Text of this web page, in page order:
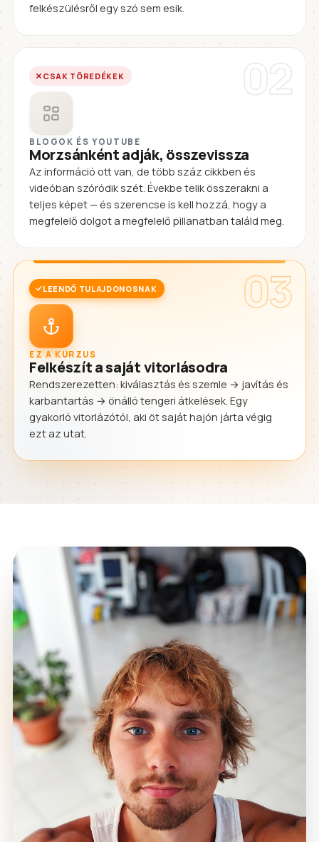
felkészülésről egy szó sem esik.
02
CSAK TÖREDÉKEK
BLOGOK ÉS YOUTUBE
Morzsánként adják, összevissza
Az információ ott van, de több száz cikkben és
videóban szóródik szét. Évekbe telik összerakni a
teljes képet — és szerencse is kell hozzá, hogy a
megfelelő dolgot a megfelelő pillanatban találd meg.
03
LEENDŐ TULAJDONOSNAK
EZ A KURZUS
Felkészít a saját vitorlásodra
Rendszerezetten: kiválasztás és szemle → javítás és
karbantartás → önálló tengeri átkelések. Egy
gyakorló vitorlázótól, aki öt saját hajón járta végig
ezt az utat.